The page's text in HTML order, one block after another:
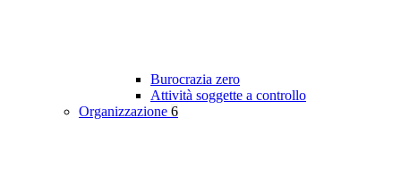
Burocrazia zero
Attività soggette a controllo
Organizzazione 6